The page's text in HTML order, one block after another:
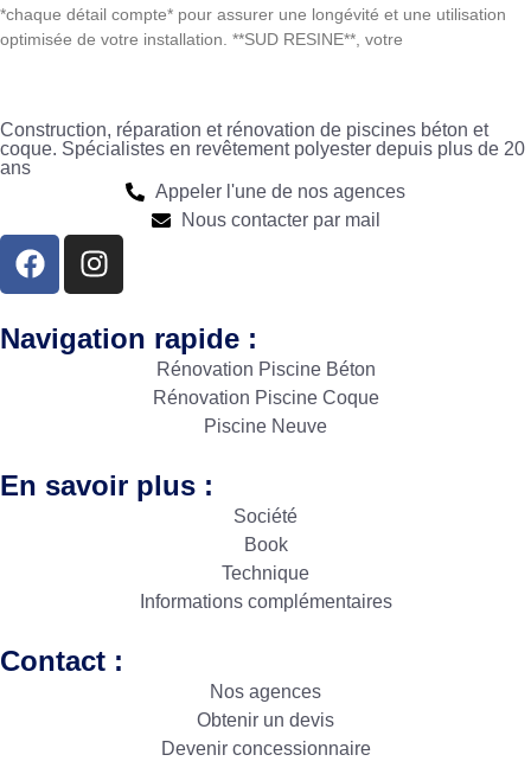
*chaque détail compte* pour assurer une longévité et une utilisation
optimisée de votre installation. **SUD RESINE**, votre
Construction, réparation et rénovation de piscines béton et
coque. Spécialistes en revêtement polyester depuis plus de 20
ans
Appeler l'une de nos agences
Nous contacter par mail
Navigation rapide :
Rénovation Piscine Béton
Rénovation Piscine Coque
Piscine Neuve
En savoir plus :
Société
Book
Technique
Informations complémentaires
Contact :
Nos agences
Obtenir un devis
Devenir concessionnaire